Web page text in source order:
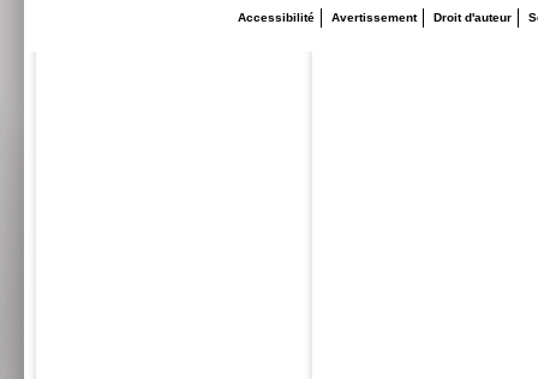
Accessibilité Avertissement Droit d'auteur